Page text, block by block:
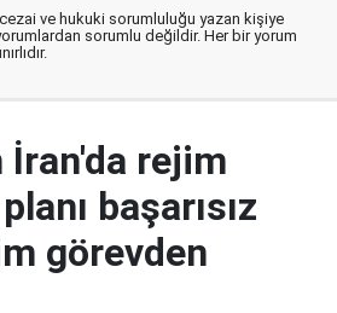
cezai ve hukuki sorumluluğu yazan kişiye
sorumlu değildir. Her bir yorum
İran'da rejim
başarısız
görevden